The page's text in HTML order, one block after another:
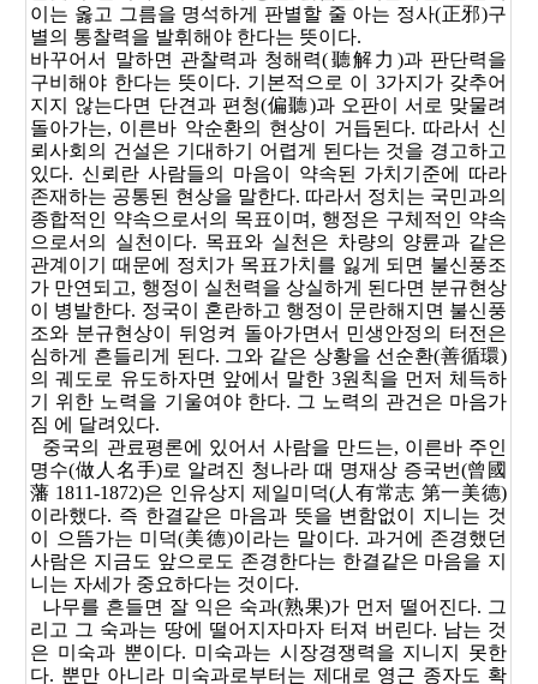
이는 옳고 그름을 명석하게 판별할 줄 아는 정사(正邪)구
별의 통찰력을 발휘해야 한다는 뜻이다.
바꾸어서 말하면 관찰력과 청해력(聽解力)과 판단력을
구비해야 한다는 뜻이다. 기본적으로 이 3가지가 갖추어
지지 않는다면 단견과 편청(偏聽)과 오판이 서로 맞물려
돌아가는, 이른바 악순환의 현상이 거듭된다. 따라서 신
뢰사회의 건설은 기대하기 어렵게 된다는 것을 경고하고
있다. 신뢰란 사람들의 마음이 약속된 가치기준에 따라
존재하는 공통된 현상을 말한다. 따라서 정치는 국민과의
종합적인 약속으로서의 목표이며, 행정은 구체적인 약속
으로서의 실천이다. 목표와 실천은 차량의 양륜과 같은
관계이기 때문에 정치가 목표가치를 잃게 되면 불신풍조
가 만연되고, 행정이 실천력을 상실하게 된다면 분규현상
이 병발한다. 정국이 혼란하고 행정이 문란해지면 불신풍
조와 분규현상이 뒤엉켜 돌아가면서 민생안정의 터전은
심하게 흔들리게 된다. 그와 같은 상황을 선순환(善循環)
의 궤도로 유도하자면 앞에서 말한 3원칙을 먼저 체득하
기 위한 노력을 기울여야 한다. 그 노력의 관건은 마음가
짐 에 달려있다.
중국의 관료평론에 있어서 사람을 만드는, 이른바 주인
명수(做人名手)로 알려진 청나라 때 명재상 증국번(曾國
藩 1811-1872)은 인유상지 제일미덕(人有常志 第一美德)
이라했다. 즉 한결같은 마음과 뜻을 변함없이 지니는 것
이 으뜸가는 미덕(美德)이라는 말이다. 과거에 존경했던
사람은 지금도 앞으로도 존경한다는 한결같은 마음을 지
니는 자세가 중요하다는 것이다.
나무를 흔들면 잘 익은 숙과(熟果)가 먼저 떨어진다. 그
리고 그 숙과는 땅에 떨어지자마자 터져 버린다. 남는 것
은 미숙과 뿐이다. 미숙과는 시장경쟁력을 지니지 못한
다. 뿐만 아니라 미숙과로부터는 제대로 영근 종자도 확